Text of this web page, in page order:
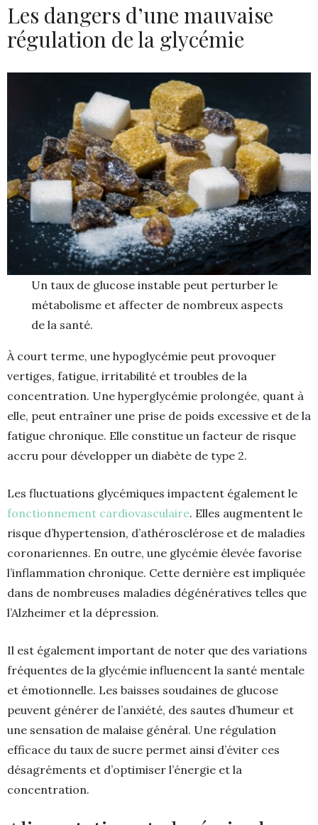
Les dangers d’une mauvaise
régulation de la glycémie
Un taux de glucose instable peut perturber le
métabolisme et affecter de nombreux aspects
de la santé.
À court terme, une hypoglycémie peut provoquer
vertiges, fatigue, irritabilité et troubles de la
concentration. Une hyperglycémie prolongée, quant à
elle, peut entraîner une prise de poids excessive et de la
fatigue chronique. Elle constitue un facteur de risque
accru pour développer un diabète de type 2.
Les fluctuations glycémiques impactent également le
fonctionnement cardiovasculaire. Elles augmentent le
risque d’hypertension, d’athérosclérose et de maladies
coronariennes. En outre, une glycémie élevée favorise
l’inflammation chronique. Cette dernière est impliquée
dans de nombreuses maladies dégénératives telles que
l’Alzheimer et la dépression.
Il est également important de noter que des variations
fréquentes de la glycémie influencent la santé mentale
et émotionnelle. Les baisses soudaines de glucose
peuvent générer de l’anxiété, des sautes d’humeur et
une sensation de malaise général. Une régulation
efficace du taux de sucre permet ainsi d’éviter ces
désagréments et d’optimiser l’énergie et la
concentration.